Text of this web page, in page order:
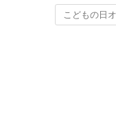
こどもの日